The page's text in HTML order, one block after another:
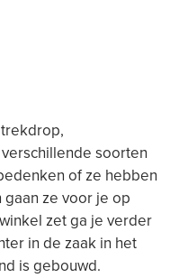
soorten
of ze hebben
ze voor je op
zet ga je verder
in de zaak in het
is gebouwd.